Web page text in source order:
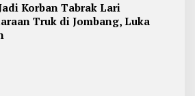
Korban Tabrak Lari
Truk di Jombang, Luka